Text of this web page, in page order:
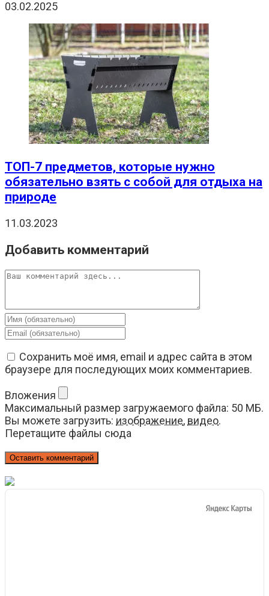
03.02.2025
ТОП-7 предметов, которые нужно
обязательно взять с собой для отдыха на
природе
11.03.2023
Добавить комментарий
Комментарий
Введите
свое
имя
или
имя
чтобы
прокомментировать
Введите
email-
адрес,
прокомментировать
Сохранить моё имя, email и адрес сайта в этом
браузере для последующих моих комментариев.
Вложения
Максимальный размер загружаемого файла: 50 МБ.
Вы можете загрузить: изображение, видео.
Перетащите файлы сюда